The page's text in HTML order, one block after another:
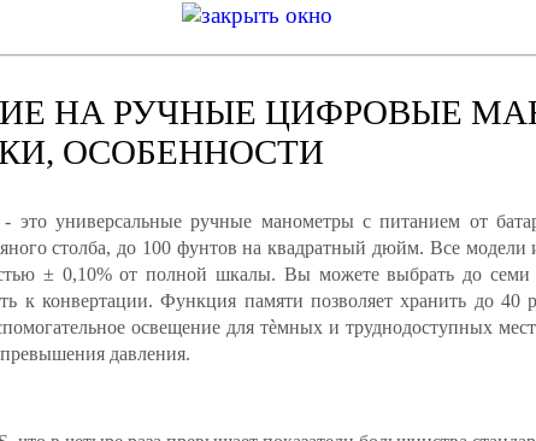
НА РУЧНЫЕ ЦИФРОВЫЕ
ОСОБЕННОСТИ
универсальные ручные манометры с питанием от
столба, до 100 фунтов на квадратный дюйм. Все модели
± 0,10% от полной шкалы. Вы можете выбрать до семи
к конвертации. Функция памяти позволяет хранить до 40
освещение для тѐмных и труднодоступных
давления.